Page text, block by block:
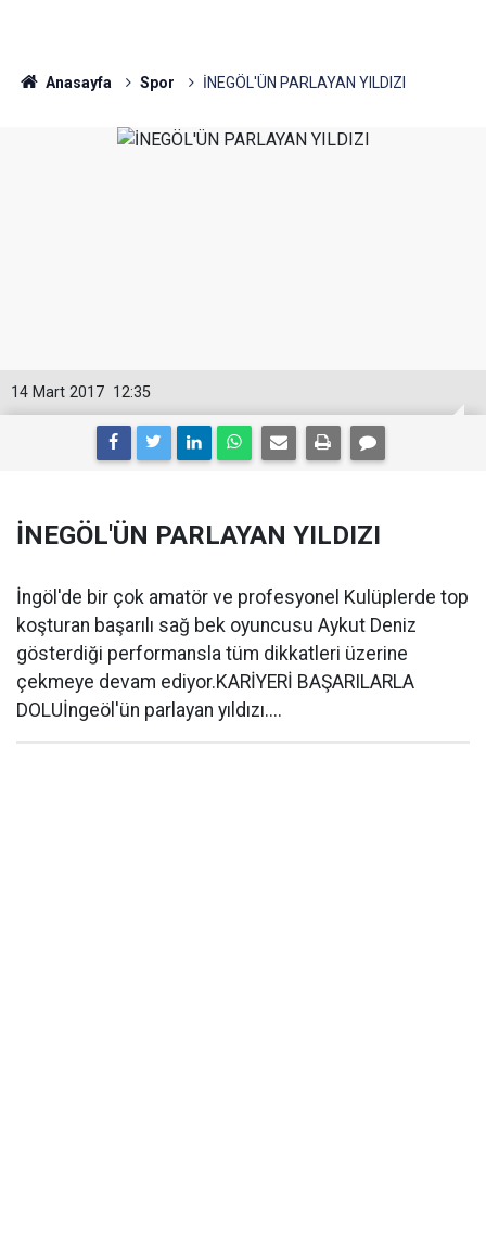
Anasayfa Spor İNEGÖL'ÜN PARLAYAN YILDIZI
12:35
14 Mart 2017
İNEGÖL'ÜN PARLAYAN YILDIZI
İngöl'de bir çok amatör ve profesyonel Kulüplerde top
koşturan başarılı sağ bek oyuncusu Aykut Deniz
gösterdiği performansla tüm dikkatleri üzerine
çekmeye devam ediyor.KARİYERİ BAŞARILARLA
DOLUİngeöl'ün parlayan yıldızı....